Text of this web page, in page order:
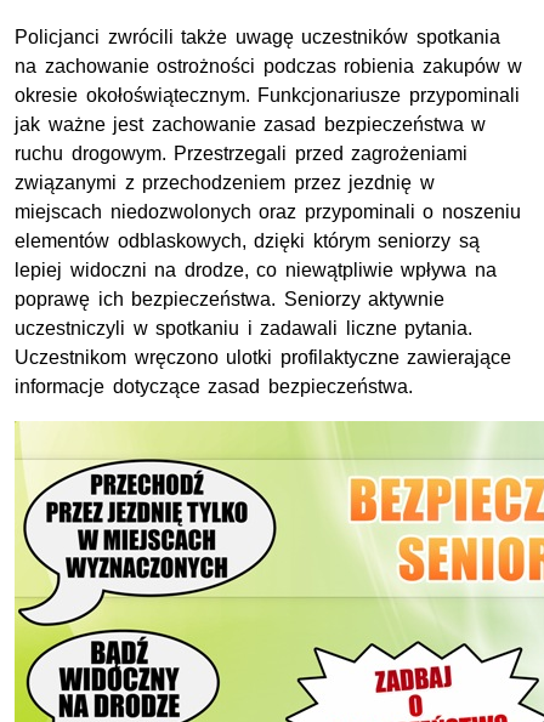
Policjanci zwrócili także uwagę uczestników spotkania
na zachowanie ostrożności podczas robienia zakupów w
okresie okołoświątecznym. Funkcjonariusze przypominali
jak ważne jest zachowanie zasad bezpieczeństwa w
ruchu drogowym. Przestrzegali przed zagrożeniami
związanymi z przechodzeniem przez jezdnię w
miejscach niedozwolonych oraz przypominali o noszeniu
elementów odblaskowych, dzięki którym seniorzy są
lepiej widoczni na drodze, co niewątpliwie wpływa na
poprawę ich bezpieczeństwa. Seniorzy aktywnie
uczestniczyli w spotkaniu i zadawali liczne pytania.
Uczestnikom wręczono ulotki profilaktyczne zawierające
informacje dotyczące zasad bezpieczeństwa.